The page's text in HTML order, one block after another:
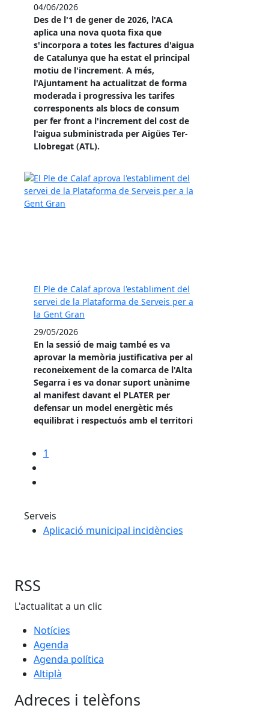
04/06/2026
Des de l'1 de gener de 2026, l'ACA
aplica una nova quota fixa que
s'incorpora a totes les factures d'aigua
de Catalunya que ha estat el principal
motiu de l'increment. A més,
l'Ajuntament ha actualitzat de forma
moderada i progressiva les tarifes
corresponents als blocs de consum
per fer front a l'increment del cost de
l'aigua subministrada per Aigües Ter-
Llobregat (ATL).
El Ple de Calaf aprova l'establiment del
servei de la Plataforma de Serveis per a
la Gent Gran
29/05/2026
En la sessió de maig també es va
aprovar la memòria justificativa per al
reconeixement de la comarca de l'Alta
Segarra i es va donar suport unànime
al manifest davant el PLATER per
defensar un model energètic més
equilibrat i respectuós amb el territori
1
Serveis
Aplicació municipal incidències
RSS
L'actualitat a un clic
Notícies
Agenda
Agenda política
Altiplà
Adreces i telèfons